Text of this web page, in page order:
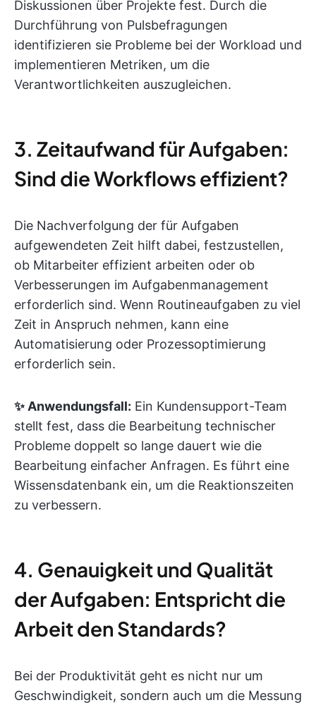
Diskussionen über Projekte fest. Durch die
Durchführung von Pulsbefragungen
identifizieren sie Probleme bei der Workload und
implementieren Metriken, um die
Verantwortlichkeiten auszugleichen.
3. Zeitaufwand für Aufgaben:
Sind die Workflows effizient?
Die Nachverfolgung der für Aufgaben
aufgewendeten Zeit hilft dabei, festzustellen,
ob Mitarbeiter effizient arbeiten oder ob
Verbesserungen im Aufgabenmanagement
erforderlich sind. Wenn Routineaufgaben zu viel
Zeit in Anspruch nehmen, kann eine
Automatisierung oder Prozessoptimierung
erforderlich sein.
✨ Anwendungsfall: Ein Kundensupport-Team
stellt fest, dass die Bearbeitung technischer
Probleme doppelt so lange dauert wie die
Bearbeitung einfacher Anfragen. Es führt eine
Wissensdatenbank ein, um die Reaktionszeiten
zu verbessern.
4. Genauigkeit und Qualität
der Aufgaben: Entspricht die
Arbeit den Standards?
Bei der Produktivität geht es nicht nur um
Geschwindigkeit, sondern auch um die Messung